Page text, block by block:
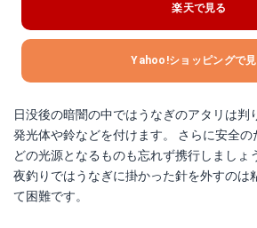
楽天で見る
Yahoo!ショッピングで見
日没後の暗闇の中ではうなぎのアタリは判
発光体や鈴などを付けます。 さらに安全
どの光源となるものも忘れず携行しましょ
夜釣りではうなぎに掛かった針を外すのは
て困難です。